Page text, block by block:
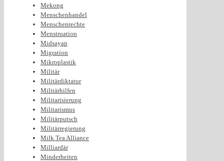
Mekong
Menschenhandel
Menschenrechte
Menstruation
Midsayap
Migration
Mikroplastik
Militär
Militärdiktatur
Militärhilfen
Militarisierung
Militarismus
Militärputsch
Militärregierung
Milk Tea Alliance
Milliardär
Minderheiten